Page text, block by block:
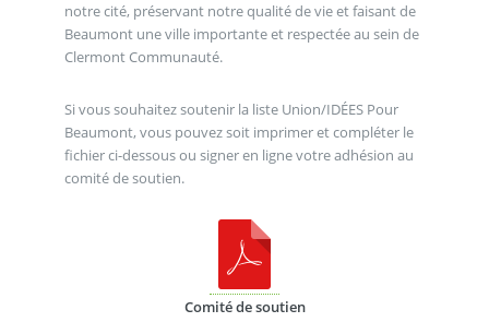
notre cité, préservant notre qualité de vie et faisant de
Beaumont une ville importante et respectée au sein de
Clermont Communauté.
Si vous souhaitez soutenir la liste Union/IDÉES Pour
Beaumont, vous pouvez soit imprimer et compléter le
fichier ci-dessous ou signer en ligne votre adhésion au
comité de soutien.
Comité de soutien